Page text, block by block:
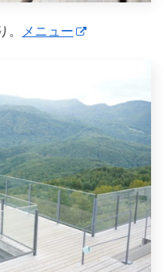
。 メニュー